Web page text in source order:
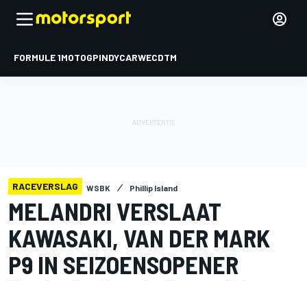
FORMULE 1MOTOGPINDYCARWECDTM
RACEVERSLAG WSBK Phillip Island
MELANDRI VERSLAAT
KAWASAKI, VAN DER MARK
P9 IN SEIZOENSOPENER